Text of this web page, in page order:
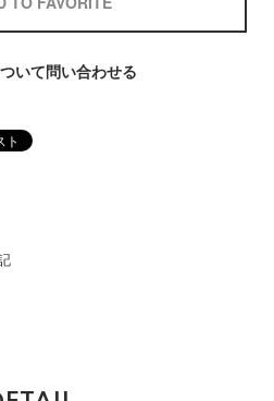
いて問い合わせる